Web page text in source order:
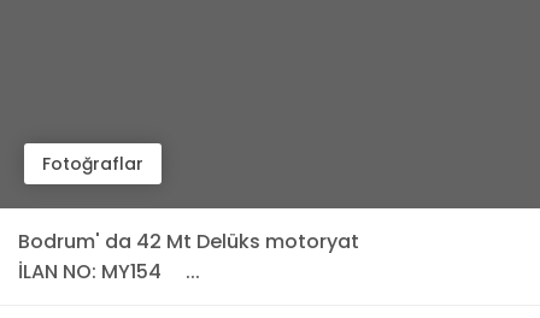
Fotoğraflar
Bodrum' da 42 Mt Delüks motoryat
İLAN NO: MY154
...